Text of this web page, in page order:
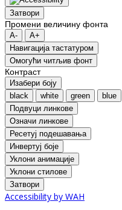
Затвори
Промени величину фонта
A-
A+
Навигација тастатуром
Oмогући читљив фонт
Контраст
Изабери боју
black
white green blue
Подвуци линкове
Означи линкове
Ресетуј подешавања
Инвертуј боје
Уклони анимације
Уклони стилове
Затвори
Accessibility by WAH